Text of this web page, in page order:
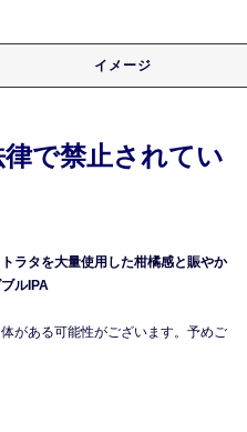
イメージ
で禁止されてい
ラタを大量使用した柑橘感と賑やか
ルIPA
がある可能性がございます。予めご